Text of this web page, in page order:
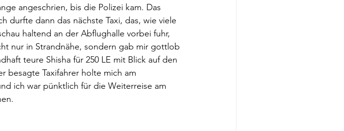
angeschrien, bis die Polizei kam. Das
durfte dann das nächste Taxi, das, wie viele
haltend an der Abflughalle vorbei fuhr,
nur in Strandnähe, sondern gab mir gottlob
teure Shisha für 250 LE mit Blick auf den
besagte Taxifahrer holte mich am
ich war pünktlich für die Weiterreise am